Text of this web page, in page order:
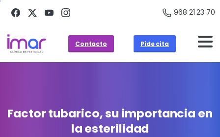
968 21 23 70
Contacto Pide cita
Factortubarico,su importancia en
laesterilidad